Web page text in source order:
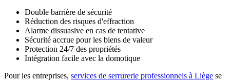
Double barrière de sécurité
Réduction des risques d'effraction
Alarme dissuasive en cas de tentative
Sécurité accrue pour les biens de valeur
Protection 24/7 des propriétés
Intégration facile avec la domotique
Pour les entreprises, services de serrurerie professionnels à Liège se